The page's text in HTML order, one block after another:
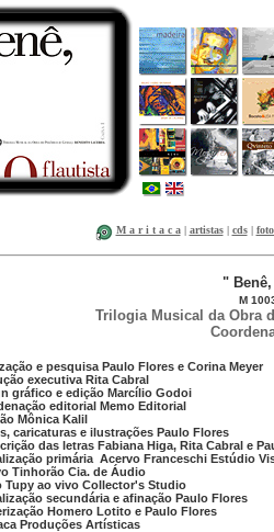
M a r i t a c a| artistas| cds|
"
M
Trilogia Musical da Obra
e pesquisa Paulo Flores e Corina Meyer
executiva Rita Cabral
gráfico e edição Marcílio Godoi
editorial Memo Editorial
Mônica Kalil
caricaturas e ilustrações Paulo Flores
das letras Fabiana Higa, Rita Cabral e
primária Acervo Franceschi Estúdio
Tinhorão Cia. de Áudio
Tupy ao vivo Collector's Studio
secundária e afinação Paulo Flores
Homero Lotito e Paulo Flores
Produções Artísticas